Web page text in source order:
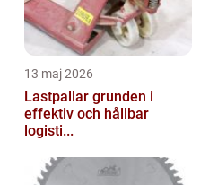
13 maj 2026
Lastpallar grunden i
effektiv och hållbar
logisti...